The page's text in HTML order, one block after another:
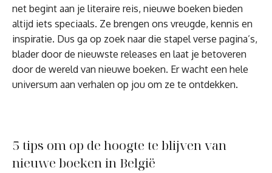
net begint aan je literaire reis, nieuwe boeken bieden
altijd iets speciaals. Ze brengen ons vreugde, kennis en
inspiratie. Dus ga op zoek naar die stapel verse pagina’s,
blader door de nieuwste releases en laat je betoveren
door de wereld van nieuwe boeken. Er wacht een hele
universum aan verhalen op jou om ze te ontdekken.
5 tips om op de hoogte te blijven van
nieuwe boeken in België